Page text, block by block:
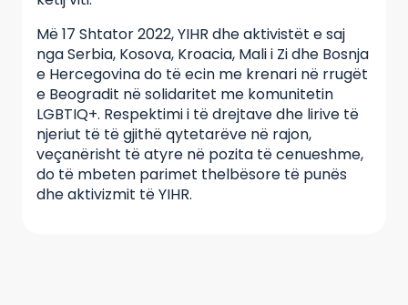
Më 17 Shtator 2022, YIHR dhe aktivistët e saj
nga Serbia, Kosova, Kroacia, Mali i Zi dhe Bosnja
e Hercegovina do të ecin me krenari në rrugët
e Beogradit në solidaritet me komunitetin
LGBTIQ+. Respektimi i të drejtave dhe lirive të
njeriut të të gjithë qytetarëve në rajon,
veçanërisht të atyre në pozita të cenueshme,
do të mbeten parimet thelbësore të punës
dhe aktivizmit të YIHR.